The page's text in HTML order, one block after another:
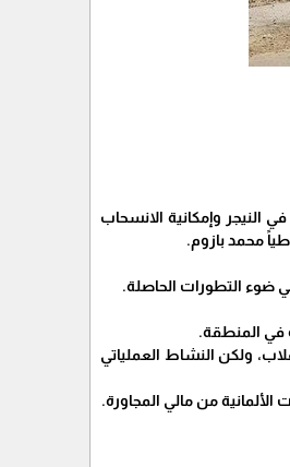
النيجر وإمكانية الانسحاب
محمد بازوم.
في ضوء التطورات الحاصلة.
في المنطقة.
ولكن النشاط العملياتي
من مالي المجاورة.